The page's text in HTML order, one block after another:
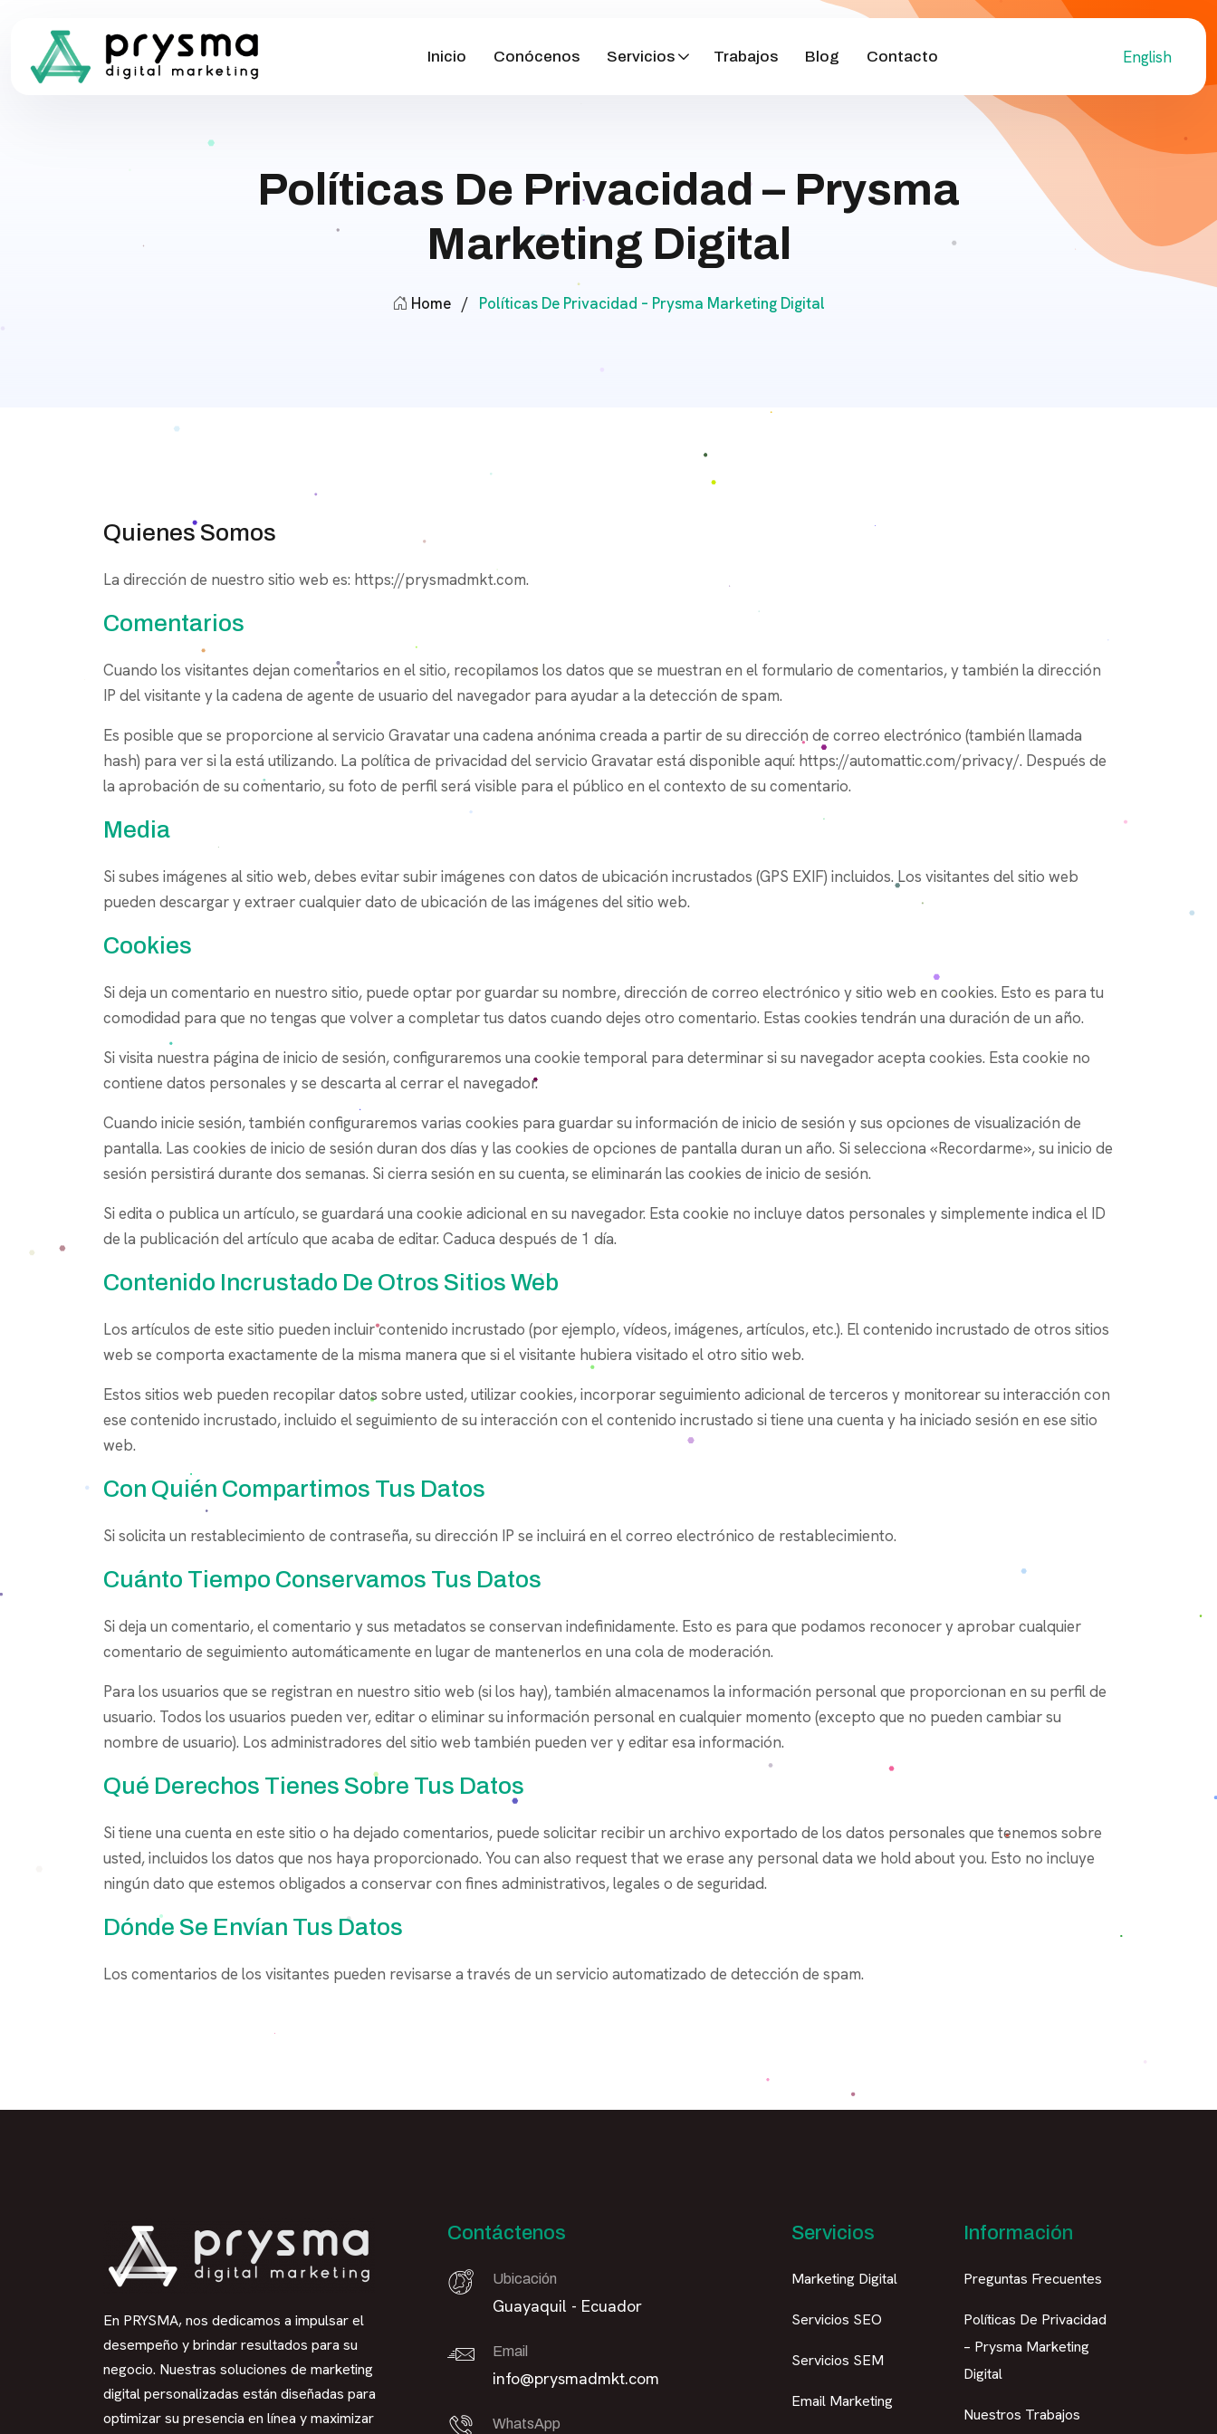
Inicio Conócenos Servicios Trabajos Blog Contacto English
Políticas De Privacidad – Prysma
Marketing Digital
Home / Políticas De Privacidad – Prysma Marketing Digital
Quienes Somos
La dirección de nuestro sitio web es: https://prysmadmkt.com.
Comentarios
Cuando los visitantes dejan comentarios en el sitio, recopilamos los datos que se muestran en el formulario de comentarios, y también la dirección
IP del visitante y la cadena de agente de usuario del navegador para ayudar a la detección de spam.
Es posible que se proporcione al servicio Gravatar una cadena anónima creada a partir de su dirección de correo electrónico (también llamada
hash) para ver si la está utilizando. La política de privacidad del servicio Gravatar está disponible aquí: https://automattic.com/privacy/. Después de
la aprobación de su comentario, su foto de perfil será visible para el público en el contexto de su comentario.
Media
Si subes imágenes al sitio web, debes evitar subir imágenes con datos de ubicación incrustados (GPS EXIF) incluidos. Los visitantes del sitio web
pueden descargar y extraer cualquier dato de ubicación de las imágenes del sitio web.
Cookies
Si deja un comentario en nuestro sitio, puede optar por guardar su nombre, dirección de correo electrónico y sitio web en cookies. Esto es para tu
comodidad para que no tengas que volver a completar tus datos cuando dejes otro comentario. Estas cookies tendrán una duración de un año.
Si visita nuestra página de inicio de sesión, configuraremos una cookie temporal para determinar si su navegador acepta cookies. Esta cookie no
contiene datos personales y se descarta al cerrar el navegador.
Cuando inicie sesión, también configuraremos varias cookies para guardar su información de inicio de sesión y sus opciones de visualización de
pantalla. Las cookies de inicio de sesión duran dos días y las cookies de opciones de pantalla duran un año. Si selecciona «Recordarme», su inicio de
sesión persistirá durante dos semanas. Si cierra sesión en su cuenta, se eliminarán las cookies de inicio de sesión.
Si edita o publica un artículo, se guardará una cookie adicional en su navegador. Esta cookie no incluye datos personales y simplemente indica el ID
de la publicación del artículo que acaba de editar. Caduca después de 1 día.
Contenido Incrustado De Otros Sitios Web
Los artículos de este sitio pueden incluir contenido incrustado (por ejemplo, vídeos, imágenes, artículos, etc.). El contenido incrustado de otros sitios
web se comporta exactamente de la misma manera que si el visitante hubiera visitado el otro sitio web.
Estos sitios web pueden recopilar datos sobre usted, utilizar cookies, incorporar seguimiento adicional de terceros y monitorear su interacción con
ese contenido incrustado, incluido el seguimiento de su interacción con el contenido incrustado si tiene una cuenta y ha iniciado sesión en ese sitio
web.
Con Quién Compartimos Tus Datos
Si solicita un restablecimiento de contraseña, su dirección IP se incluirá en el correo electrónico de restablecimiento.
Cuánto Tiempo Conservamos Tus Datos
Si deja un comentario, el comentario y sus metadatos se conservan indefinidamente. Esto es para que podamos reconocer y aprobar cualquier
comentario de seguimiento automáticamente en lugar de mantenerlos en una cola de moderación.
Para los usuarios que se registran en nuestro sitio web (si los hay), también almacenamos la información personal que proporcionan en su perfil de
usuario. Todos los usuarios pueden ver, editar o eliminar su información personal en cualquier momento (excepto que no pueden cambiar su
nombre de usuario). Los administradores del sitio web también pueden ver y editar esa información.
Qué Derechos Tienes Sobre Tus Datos
Si tiene una cuenta en este sitio o ha dejado comentarios, puede solicitar recibir un archivo exportado de los datos personales que tenemos sobre
usted, incluidos los datos que nos haya proporcionado. You can also request that we erase any personal data we hold about you. Esto no incluye
ningún dato que estemos obligados a conservar con fines administrativos, legales o de seguridad.
Dónde Se Envían Tus Datos
Los comentarios de los visitantes pueden revisarse a través de un servicio automatizado de detección de spam.
En PRYSMA, nos dedicamos a impulsar el
desempeño y brindar resultados para su
negocio. Nuestras soluciones de marketing
digital personalizadas están diseñadas para
optimizar su presencia en línea y maximizar
Contáctenos
Ubicación
Guayaquil - Ecuador
Email
info@prysmadmkt.com
WhatsApp
Servicios
Marketing Digital
Servicios SEO
Servicios SEM
Email Marketing
Información
Preguntas Frecuentes
Políticas De Privacidad
– Prysma Marketing
Digital
Nuestros Trabajos